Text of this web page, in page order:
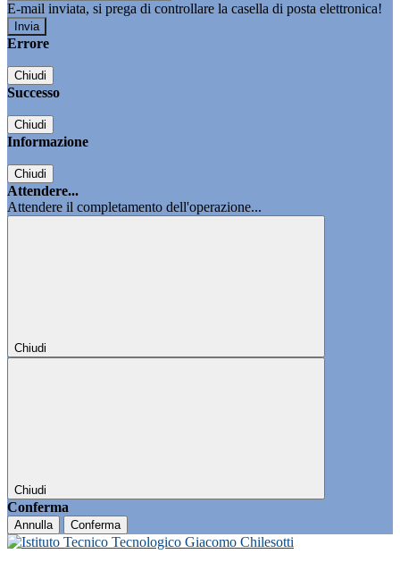
E-mail inviata, si prega di controllare la casella di posta elettronica!
Errore
Chiudi
Successo
Chiudi
Informazione
Chiudi
Attendere...
Attendere il completamento dell'operazione...
Chiudi
Chiudi
Conferma
Annulla Conferma